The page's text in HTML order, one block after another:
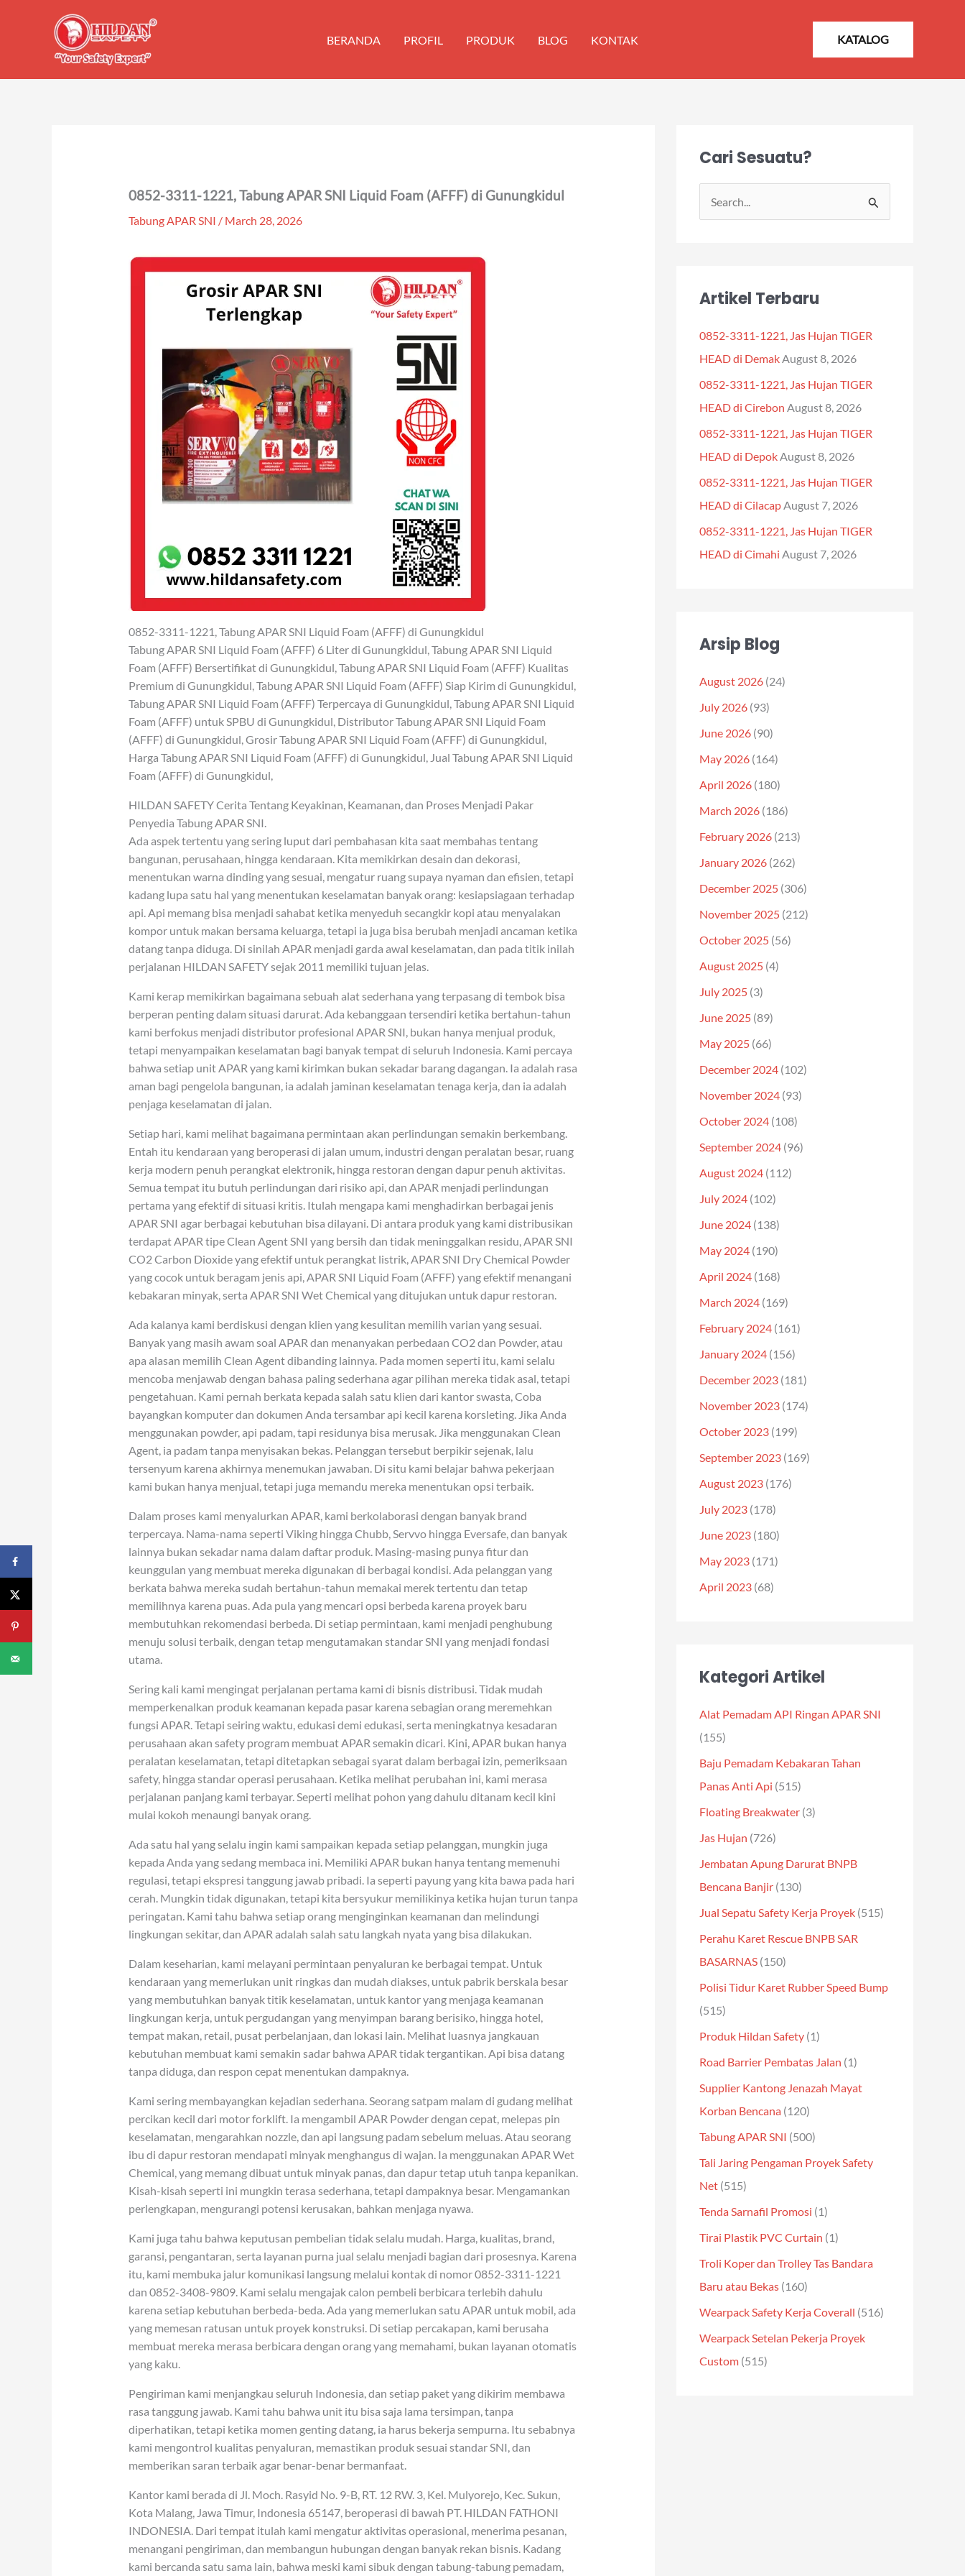
BERANDA PROFIL PRODUK BLOG KONTAK KATALOG
0852-3311-1221, Tabung APAR SNI Liquid Foam (AFFF) di Gunungkidul
Tabung APAR SNI / March 28, 2026
0852-3311-1221, Tabung APAR SNI Liquid Foam (AFFF) di Gunungkidul
Tabung APAR SNI Liquid Foam (AFFF) 6 Liter di Gunungkidul, Tabung APAR SNI Liquid
Foam (AFFF) Bersertifikat di Gunungkidul, Tabung APAR SNI Liquid Foam (AFFF) Kualitas
Premium di Gunungkidul, Tabung APAR SNI Liquid Foam (AFFF) Siap Kirim di Gunungkidul,
Tabung APAR SNI Liquid Foam (AFFF) Terpercaya di Gunungkidul, Tabung APAR SNI Liquid
Foam (AFFF) untuk SPBU di Gunungkidul, Distributor Tabung APAR SNI Liquid Foam
(AFFF) di Gunungkidul, Grosir Tabung APAR SNI Liquid Foam (AFFF) di Gunungkidul,
Harga Tabung APAR SNI Liquid Foam (AFFF) di Gunungkidul, Jual Tabung APAR SNI Liquid
Foam (AFFF) di Gunungkidul,
HILDAN SAFETY Cerita Tentang Keyakinan, Keamanan, dan Proses Menjadi Pakar
Penyedia Tabung APAR SNI.
Ada aspek tertentu yang sering luput dari pembahasan kita saat membahas tentang
bangunan, perusahaan, hingga kendaraan. Kita memikirkan desain dan dekorasi,
menentukan warna dinding yang sesuai, mengatur ruang supaya nyaman dan efisien, tetapi
kadang lupa satu hal yang menentukan keselamatan banyak orang: kesiapsiagaan terhadap
api. Api memang bisa menjadi sahabat ketika menyeduh secangkir kopi atau menyalakan
kompor untuk makan bersama keluarga, tetapi ia juga bisa berubah menjadi ancaman ketika
datang tanpa diduga. Di sinilah APAR menjadi garda awal keselamatan, dan pada titik inilah
perjalanan HILDAN SAFETY sejak 2011 memiliki tujuan jelas.
Kami kerap memikirkan bagaimana sebuah alat sederhana yang terpasang di tembok bisa
berperan penting dalam situasi darurat. Ada kebanggaan tersendiri ketika bertahun-tahun
kami berfokus menjadi distributor profesional APAR SNI, bukan hanya menjual produk,
tetapi menyampaikan keselamatan bagi banyak tempat di seluruh Indonesia. Kami percaya
bahwa setiap unit APAR yang kami kirimkan bukan sekadar barang dagangan. Ia adalah rasa
aman bagi pengelola bangunan, ia adalah jaminan keselamatan tenaga kerja, dan ia adalah
penjaga keselamatan di jalan.
Setiap hari, kami melihat bagaimana permintaan akan perlindungan semakin berkembang.
Entah itu kendaraan yang beroperasi di jalan umum, industri dengan peralatan besar, ruang
kerja modern penuh perangkat elektronik, hingga restoran dengan dapur penuh aktivitas.
Semua tempat itu butuh perlindungan dari risiko api, dan APAR menjadi perlindungan
pertama yang efektif di situasi kritis. Itulah mengapa kami menghadirkan berbagai jenis
APAR SNI agar berbagai kebutuhan bisa dilayani. Di antara produk yang kami distribusikan
terdapat APAR tipe Clean Agent SNI yang bersih dan tidak meninggalkan residu, APAR SNI
CO2 Carbon Dioxide yang efektif untuk perangkat listrik, APAR SNI Dry Chemical Powder
yang cocok untuk beragam jenis api, APAR SNI Liquid Foam (AFFF) yang efektif menangani
kebakaran minyak, serta APAR SNI Wet Chemical yang ditujukan untuk dapur restoran.
Ada kalanya kami berdiskusi dengan klien yang kesulitan memilih varian yang sesuai.
Banyak yang masih awam soal APAR dan menanyakan perbedaan CO2 dan Powder, atau
apa alasan memilih Clean Agent dibanding lainnya. Pada momen seperti itu, kami selalu
mencoba menjawab dengan bahasa paling sederhana agar pilihan mereka tidak asal, tetapi
pengetahuan. Kami pernah berkata kepada salah satu klien dari kantor swasta, Coba
bayangkan komputer dan dokumen Anda tersambar api kecil karena korsleting. Jika Anda
menggunakan powder, api padam, tapi residunya bisa merusak. Jika menggunakan Clean
Agent, ia padam tanpa menyisakan bekas. Pelanggan tersebut berpikir sejenak, lalu
tersenyum karena akhirnya menemukan jawaban. Di situ kami belajar bahwa pekerjaan
kami bukan hanya menjual, tetapi juga memandu mereka menentukan opsi terbaik.
Dalam proses kami menyalurkan APAR, kami berkolaborasi dengan banyak brand
terpercaya. Nama-nama seperti Viking hingga Chubb, Servvo hingga Eversafe, dan banyak
lainnya bukan sekadar nama dalam daftar produk. Masing-masing punya fitur dan
keunggulan yang membuat mereka digunakan di berbagai kondisi. Ada pelanggan yang
berkata bahwa mereka sudah bertahun-tahun memakai merek tertentu dan tetap
memilihnya karena puas. Ada pula yang mencari opsi berbeda karena proyek baru
membutuhkan rekomendasi berbeda. Di setiap permintaan, kami menjadi penghubung
menuju solusi terbaik, dengan tetap mengutamakan standar SNI yang menjadi fondasi
utama.
Sering kali kami mengingat perjalanan pertama kami di bisnis distribusi. Tidak mudah
memperkenalkan produk keamanan kepada pasar karena sebagian orang meremehkan
fungsi APAR. Tetapi seiring waktu, edukasi demi edukasi, serta meningkatnya kesadaran
perusahaan akan safety program membuat APAR semakin dicari. Kini, APAR bukan hanya
peralatan keselamatan, tetapi ditetapkan sebagai syarat dalam berbagai izin, pemeriksaan
safety, hingga standar operasi perusahaan. Ketika melihat perubahan ini, kami merasa
perjalanan panjang kami terbayar. Seperti melihat pohon yang dahulu ditanam kecil kini
mulai kokoh menaungi banyak orang.
Ada satu hal yang selalu ingin kami sampaikan kepada setiap pelanggan, mungkin juga
kepada Anda yang sedang membaca ini. Memiliki APAR bukan hanya tentang memenuhi
regulasi, tetapi ekspresi tanggung jawab pribadi. Ia seperti payung yang kita bawa pada hari
cerah. Mungkin tidak digunakan, tetapi kita bersyukur memilikinya ketika hujan turun tanpa
peringatan. Kami tahu bahwa setiap orang menginginkan keamanan dan melindungi
lingkungan sekitar, dan APAR adalah salah satu langkah nyata yang bisa dilakukan.
Dalam keseharian, kami melayani permintaan penyaluran ke berbagai tempat. Untuk
kendaraan yang memerlukan unit ringkas dan mudah diakses, untuk pabrik berskala besar
yang membutuhkan banyak titik keselamatan, untuk kantor yang menjaga keamanan
lingkungan kerja, untuk pergudangan yang menyimpan barang berisiko, hingga hotel,
tempat makan, retail, pusat perbelanjaan, dan lokasi lain. Melihat luasnya jangkauan
kebutuhan membuat kami semakin sadar bahwa APAR tidak tergantikan. Api bisa datang
tanpa diduga, dan respon cepat menentukan dampaknya.
Kami sering membayangkan kejadian sederhana. Seorang satpam malam di gudang melihat
percikan kecil dari motor forklift. Ia mengambil APAR Powder dengan cepat, melepas pin
keselamatan, mengarahkan nozzle, dan api langsung padam sebelum meluas. Atau seorang
ibu di dapur restoran mendapati minyak menghangus di wajan. Ia menggunakan APAR Wet
Chemical, yang memang dibuat untuk minyak panas, dan dapur tetap utuh tanpa kepanikan.
Kisah-kisah seperti ini mungkin terasa sederhana, tetapi dampaknya besar. Mengamankan
perlengkapan, mengurangi potensi kerusakan, bahkan menjaga nyawa.
Kami juga tahu bahwa keputusan pembelian tidak selalu mudah. Harga, kualitas, brand,
garansi, pengantaran, serta layanan purna jual selalu menjadi bagian dari prosesnya. Karena
itu, kami membuka jalur komunikasi langsung melalui kontak di nomor 0852-3311-1221
dan 0852-3408-9809. Kami selalu mengajak calon pembeli berbicara terlebih dahulu
karena setiap kebutuhan berbeda-beda. Ada yang memerlukan satu APAR untuk mobil, ada
yang memesan ratusan untuk proyek konstruksi. Di setiap percakapan, kami berusaha
membuat mereka merasa berbicara dengan orang yang memahami, bukan layanan otomatis
yang kaku.
Pengiriman kami menjangkau seluruh Indonesia, dan setiap paket yang dikirim membawa
rasa tanggung jawab. Kami tahu bahwa unit itu bisa saja lama tersimpan, tanpa
diperhatikan, tetapi ketika momen genting datang, ia harus bekerja sempurna. Itu sebabnya
kami mengontrol kualitas penyaluran, memastikan produk sesuai standar SNI, dan
memberikan saran terbaik agar benar-benar bermanfaat.
Kantor kami berada di Jl. Moch. Rasyid No. 9-B, RT. 12 RW. 3, Kel. Mulyorejo, Kec. Sukun,
Kota Malang, Jawa Timur, Indonesia 65147, beroperasi di bawah PT. HILDAN FATHONI
INDONESIA. Dari tempat itulah kami mengatur aktivitas operasional, menerima pesanan,
menangani pengiriman, dan membangun hubungan dengan banyak rekan bisnis. Kadang
kami bercanda satu sama lain, bahwa meski kami sibuk dengan tabung-tabung pemadam,
Cari Sesuatu?
c
f
o
r
:
Artikel Terbaru
0852-3311-1221, Jas Hujan TIGER
HEAD di DemakAugust 8, 2026
0852-3311-1221, Jas Hujan TIGER
HEAD di Cirebon August 8, 2026
0852-3311-1221, Jas Hujan TIGER
HEAD di DepokAugust 8, 2026
0852-3311-1221, Jas Hujan TIGER
HEAD di CilacapAugust 7, 2026
0852-3311-1221, Jas Hujan TIGER
HEAD di Cimahi August 7, 2026
Arsip Blog
August 2026 (24)
July 2026 (93)
June 2026 (90)
May 2026 (164)
April 2026 (180)
March 2026 (186)
February 2026 (213)
January 2026 (262)
December 2025 (306)
November 2025 (212)
October 2025 (56)
August 2025 (4)
July 2025 (3)
June 2025 (89)
May 2025 (66)
December 2024 (102)
November 2024 (93)
October 2024 (108)
September 2024 (96)
August 2024 (112)
July 2024 (102)
June 2024 (138)
May 2024 (190)
April 2024 (168)
March 2024 (169)
February 2024 (161)
January 2024 (156)
December 2023 (181)
November 2023 (174)
October 2023 (199)
September 2023 (169)
August 2023 (176)
July 2023 (178)
June 2023 (180)
May 2023 (171)
April 2023 (68)
Kategori Artikel
Alat Pemadam API Ringan APAR SNI
(155)
Baju Pemadam Kebakaran Tahan
Panas Anti Api (515)
Floating Breakwater (3)
Jas Hujan (726)
Jembatan Apung Darurat BNPB
Bencana Banjir (130)
Jual Sepatu Safety Kerja Proyek (515)
Perahu Karet Rescue BNPB SAR
BASARNAS (150)
Polisi Tidur Karet Rubber Speed Bump
(515)
Produk Hildan Safety (1)
Road Barrier Pembatas Jalan (1)
Supplier Kantong Jenazah Mayat
Korban Bencana (120)
Tabung APAR SNI (500)
Tali Jaring Pengaman Proyek Safety
Net (515)
Tenda Sarnafil Promosi (1)
Tirai Plastik PVC Curtain (1)
Troli Koper dan Trolley Tas Bandara
Baru atau Bekas (160)
Wearpack Safety Kerja Coverall (516)
Wearpack Setelan Pekerja Proyek
Custom (515)